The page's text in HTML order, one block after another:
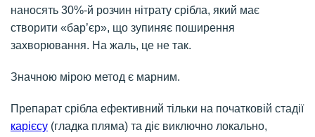
наносять 30%-й розчин нітрату срібла, який має
створити «бар’єр», що зупиняє поширення
захворювання. На жаль, це не так.
Значною мірою метод є марним.
Препарат срібла ефективний тільки на початковій стадії
карієсу (гладка пляма) та діє виключно локально,